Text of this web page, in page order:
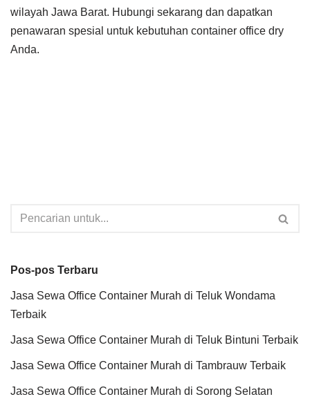
wilayah Jawa Barat. Hubungi sekarang dan dapatkan
penawaran spesial untuk kebutuhan container office dry
Anda.
Pos-pos Terbaru
Jasa Sewa Office Container Murah di Teluk Wondama
Terbaik
Jasa Sewa Office Container Murah di Teluk Bintuni Terbaik
Jasa Sewa Office Container Murah di Tambrauw Terbaik
Jasa Sewa Office Container Murah di Sorong Selatan